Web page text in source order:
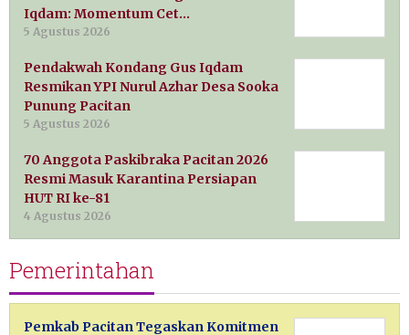
Iqdam: Momentum Cet…
5 Agustus 2026
Pendakwah Kondang Gus Iqdam
Resmikan YPI Nurul Azhar Desa Sooka
Punung Pacitan
5 Agustus 2026
70 Anggota Paskibraka Pacitan 2026
Resmi Masuk Karantina Persiapan
HUT RI ke-81
4 Agustus 2026
Pemerintahan
Pemkab Pacitan Tegaskan Komitmen